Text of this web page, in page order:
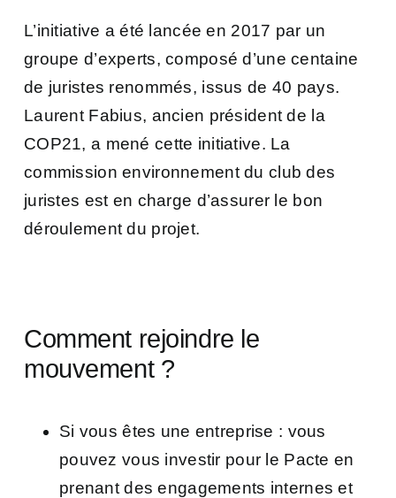
L’initiative a été lancée en 2017 par un
groupe d’experts, composé d’une centaine
de juristes renommés, issus de 40 pays.
Laurent Fabius, ancien président de la
COP21, a mené cette initiative. La
commission environnement du club des
juristes est en charge d’assurer le bon
déroulement du projet.
Comment rejoindre le
mouvement ?
Si vous êtes une entreprise : vous
pouvez vous investir pour le Pacte en
prenant desengagements internes et